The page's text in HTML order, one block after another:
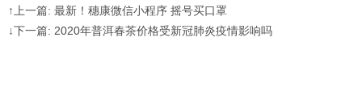
↑上一篇: 最新！穗康微信小程序 摇号买口罩
↓下一篇: 2020年普洱春茶价格受新冠肺炎疫情影响吗